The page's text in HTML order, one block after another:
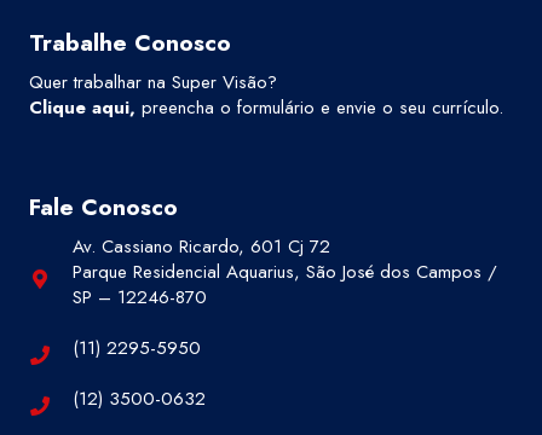
Trabalhe Conosco
Quer trabalhar na Super Visão?
Clique aqui, preencha o formulário e envie o seu currículo.
Fale Conosco
Av. Cassiano Ricardo, 601 Cj 72
Parque Residencial Aquarius, São José dos Campos /
SP – 12246-870
(11) 2295-5950
(12) 3500-0632